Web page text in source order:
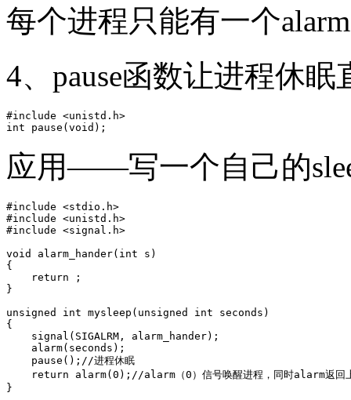
每个进程只能有一个alarm
4、pause函数让进程休
#include <unistd.h>
应用——写一个自己的
#include <stdio.h>
#include <unistd.h>
#include <signal.h>
void alarm_hander(int s)
{
    return ;
}
unsigned int mysleep(unsigned int seconds)
{
    signal(SIGALRM, alarm_hander);
    alarm(seconds);
    pause();//进程休眠
return alarm(0);//alarm（0）信号唤醒进程，同时alarm返回
}